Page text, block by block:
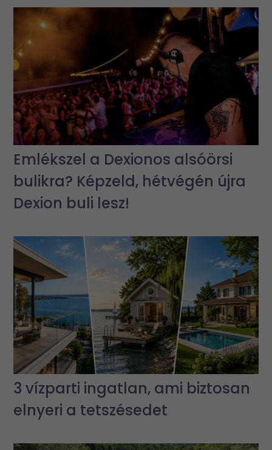
Emlékszel a Dexionos alsóörsi
bulikra? Képzeld, hétvégén újra
Dexion buli lesz!
3 vízparti ingatlan, ami biztosan
elnyeri a tetszésedet